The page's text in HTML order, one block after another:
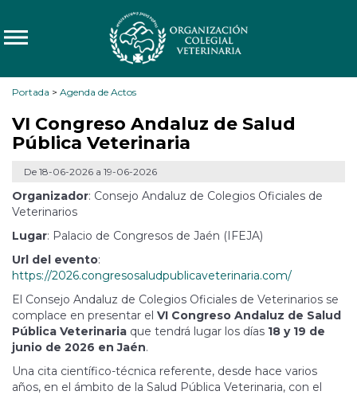
Portada > Agenda de Actos
VI Congreso Andaluz de Salud
Pública Veterinaria
De 18-06-2026 a 19-06-2026
Organizador: Consejo Andaluz de Colegios Oficiales de
Veterinarios
Lugar: Palacio de Congresos de Jaén (IFEJA)
Url del evento:
https://2026.congresosaludpublicaveterinaria.com/
El Consejo Andaluz de Colegios Oficiales de Veterinarios se
complace en presentar el VI Congreso Andaluz de Salud
Pública Veterinaria que tendrá lugar los días 18 y 19 de
junio de 2026 en Jaén.
Una cita científico-técnica referente, desde hace varios
años, en el ámbito de la Salud Pública Veterinaria, con el